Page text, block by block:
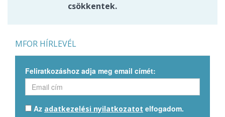
csökkentek.
MFOR HÍRLEVÉL
Feliratkozáshoz adja meg email címét:
Az adatkezelési nyilatkozatot elfogadom.